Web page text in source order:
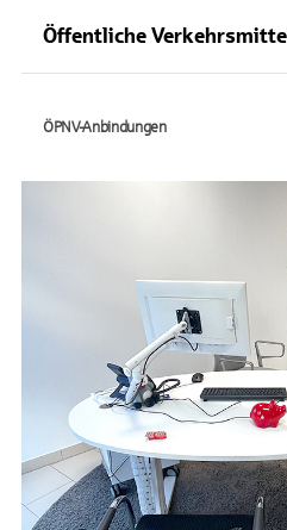
Öffentliche
ÖPNV-Anbindungen